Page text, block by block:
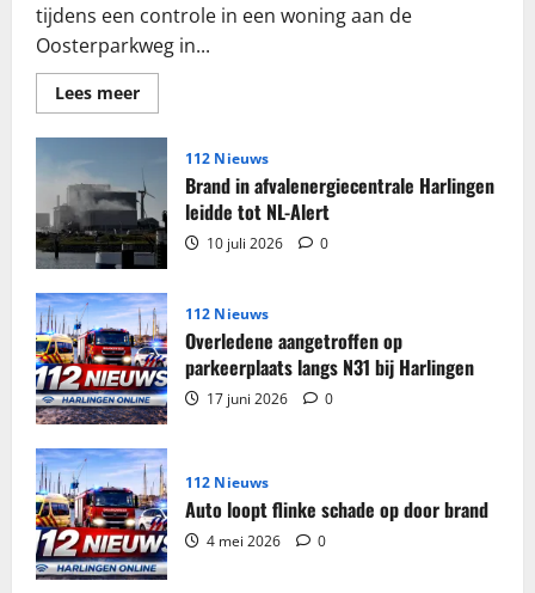
tijdens een controle in een woning aan de
Oosterparkweg in...
Lees meerLees
meer
Grote
sigaretten
en
tabak
in
beslag
genomen
in
woning
Harlingen
112 Nieuws
Brand in afvalenergiecentrale Harlingen
leidde tot NL-Alert
10 juli 2026 0
112 Nieuws
Overledene aangetroffen op
parkeerplaats langs N31 bij Harlingen
17 juni 2026 0
112 Nieuws
Auto loopt flinke schade op door brand
4 mei 2026 0